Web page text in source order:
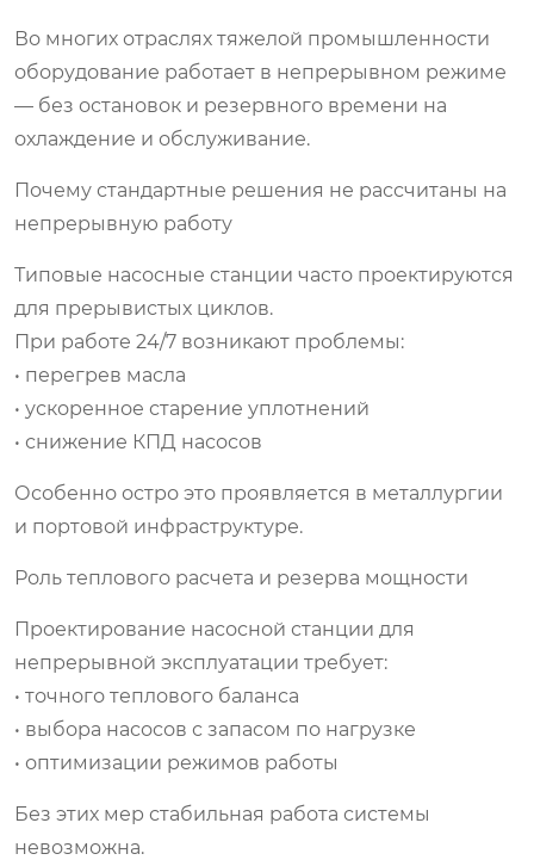
Во многих отраслях тяжелой промышленности
оборудование работает в непрерывном режиме
— без остановок и резервного времени на
охлаждение и обслуживание.
Почему стандартные решения не рассчитаны на
непрерывную работу
Типовые насосные станции часто проектируются
для прерывистых циклов.
При работе 24/7 возникают проблемы:
• перегрев масла
• ускоренное старение уплотнений
• снижение КПД насосов
Особенно остро это проявляется в металлургии
и портовой инфраструктуре.
Роль теплового расчета и резерва мощности
Проектирование насосной станции для
непрерывной эксплуатации требует:
• точного теплового баланса
• выбора насосов с запасом по нагрузке
• оптимизации режимов работы
Без этих мер стабильная работа системы
невозможна.